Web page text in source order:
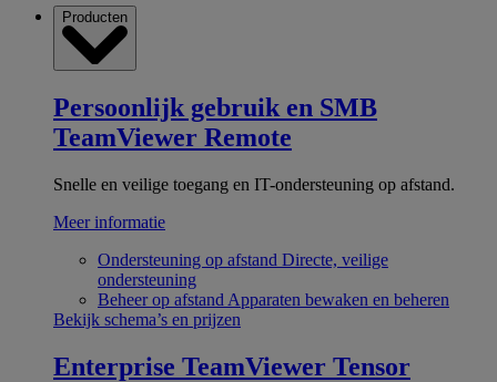
Producten
Persoonlijk gebruik en SMB
TeamViewer Remote
Snelle en veilige toegang en IT-ondersteuning op afstand.
Meer informatie
Ondersteuning op afstand Directe, veilige
ondersteuning
Beheer op afstand Apparaten bewaken en beheren
Bekijk schema’s en prijzen
Enterprise TeamViewer Tensor